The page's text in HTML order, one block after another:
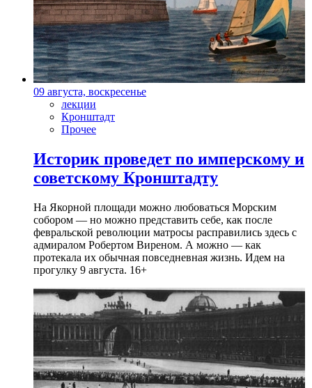
09 августа, воскресенье
лекции
Кронштадт
Прочее
Историк проведет по имперскому и
советскому Кронштадту
На Якорной площади можно любоваться Морским
собором — но можно представить себе, как после
февральской революции матросы расправились здесь с
адмиралом Робертом Виреном. А можно — как
протекала их обычная повседневная жизнь. Идем на
прогулку 9 августа. 16+